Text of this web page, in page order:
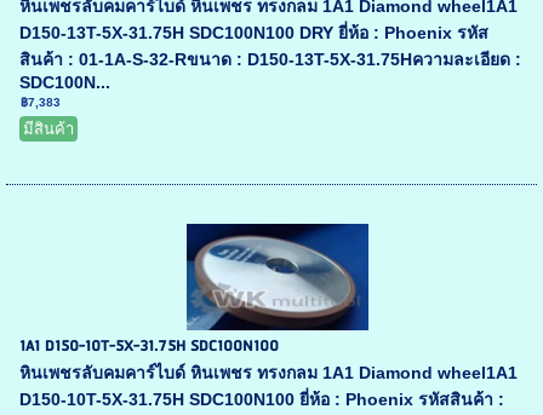
หินเพชรลับคมคาร์ไบด์ หินเพชร ทรงกลม 1A1 Diamond wheel1A1
D150-13T-5X-31.75H SDC100N100 DRY ยี่ห้อ : Phoenix รหัส
สินค้า : 01-1A-S-32-Rขนาด : D150-13T-5X-31.75Hความละเอียด :
SDC100N...
฿7,383
มีสินค้า
1A1 D150-10T-5X-31.75H SDC100N100
หินเพชรลับคมคาร์ไบด์ หินเพชร ทรงกลม 1A1 Diamond wheel1A1
D150-10T-5X-31.75H SDC100N100 ยี่ห้อ : Phoenix รหัสสินค้า :